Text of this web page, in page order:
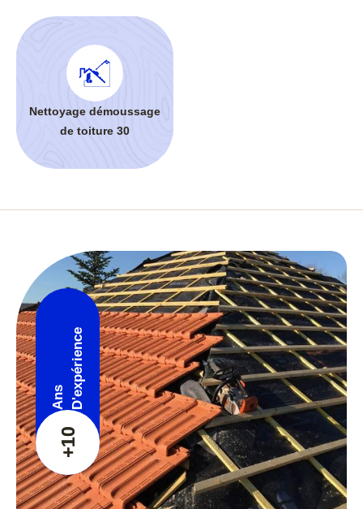
Nettoyage démoussage
de toiture 30
+10
Ans D'expérience